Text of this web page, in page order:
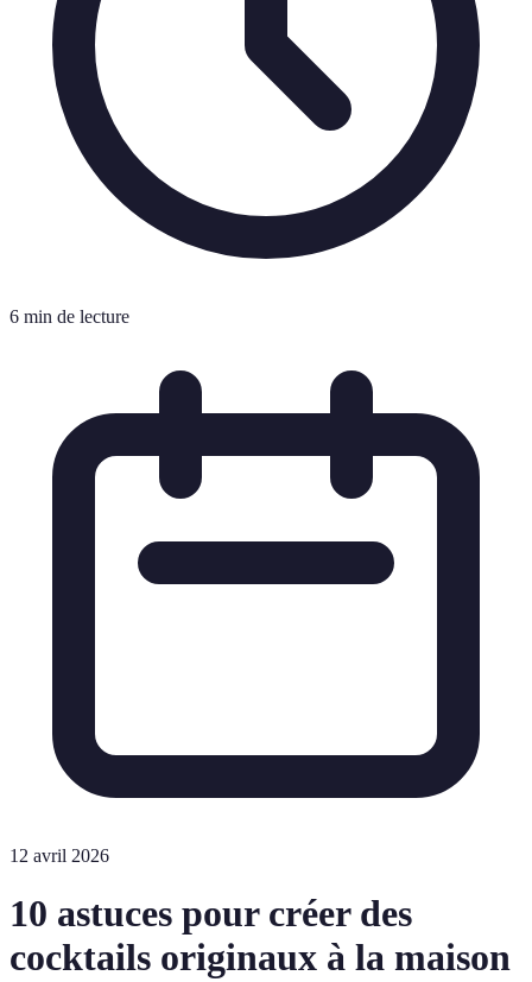
6 min de lecture
12 avril 2026
10 astuces pour créer des
cocktails originaux à la maison